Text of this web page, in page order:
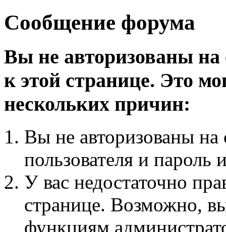
Сообщение форума
Вы не авторизованы на
к этой странице. Это
нескольких причин:
Вы не авторизованы на
пользователя и пароль
У вас недостаточно
странице. Возможно,
функциям